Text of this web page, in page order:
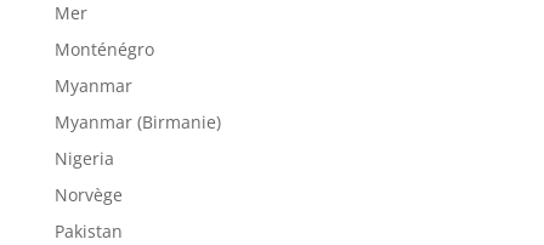
Mer
Monténégro
Myanmar
Myanmar (Birmanie)
Nigeria
Norvège
Pakistan